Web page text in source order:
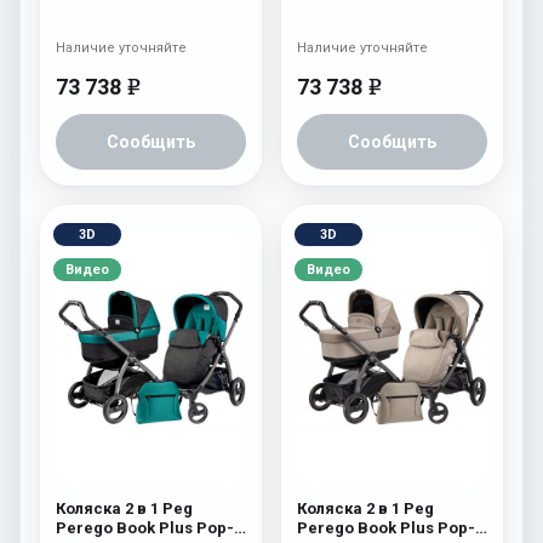
Pop-Up Completo) Tulip
73 738 e
Сообщить
Наличие уточняйте
Pop-Up Completo)
Atmosphere
73 738 e
Сообщить
Наличие уточняйте
3D
Видео
Коляска 2 в 1 Peg
Perego Book Plus Pop-
3D
Видео
Коляска 2 в 1 Peg
Perego Book Plus Pop-